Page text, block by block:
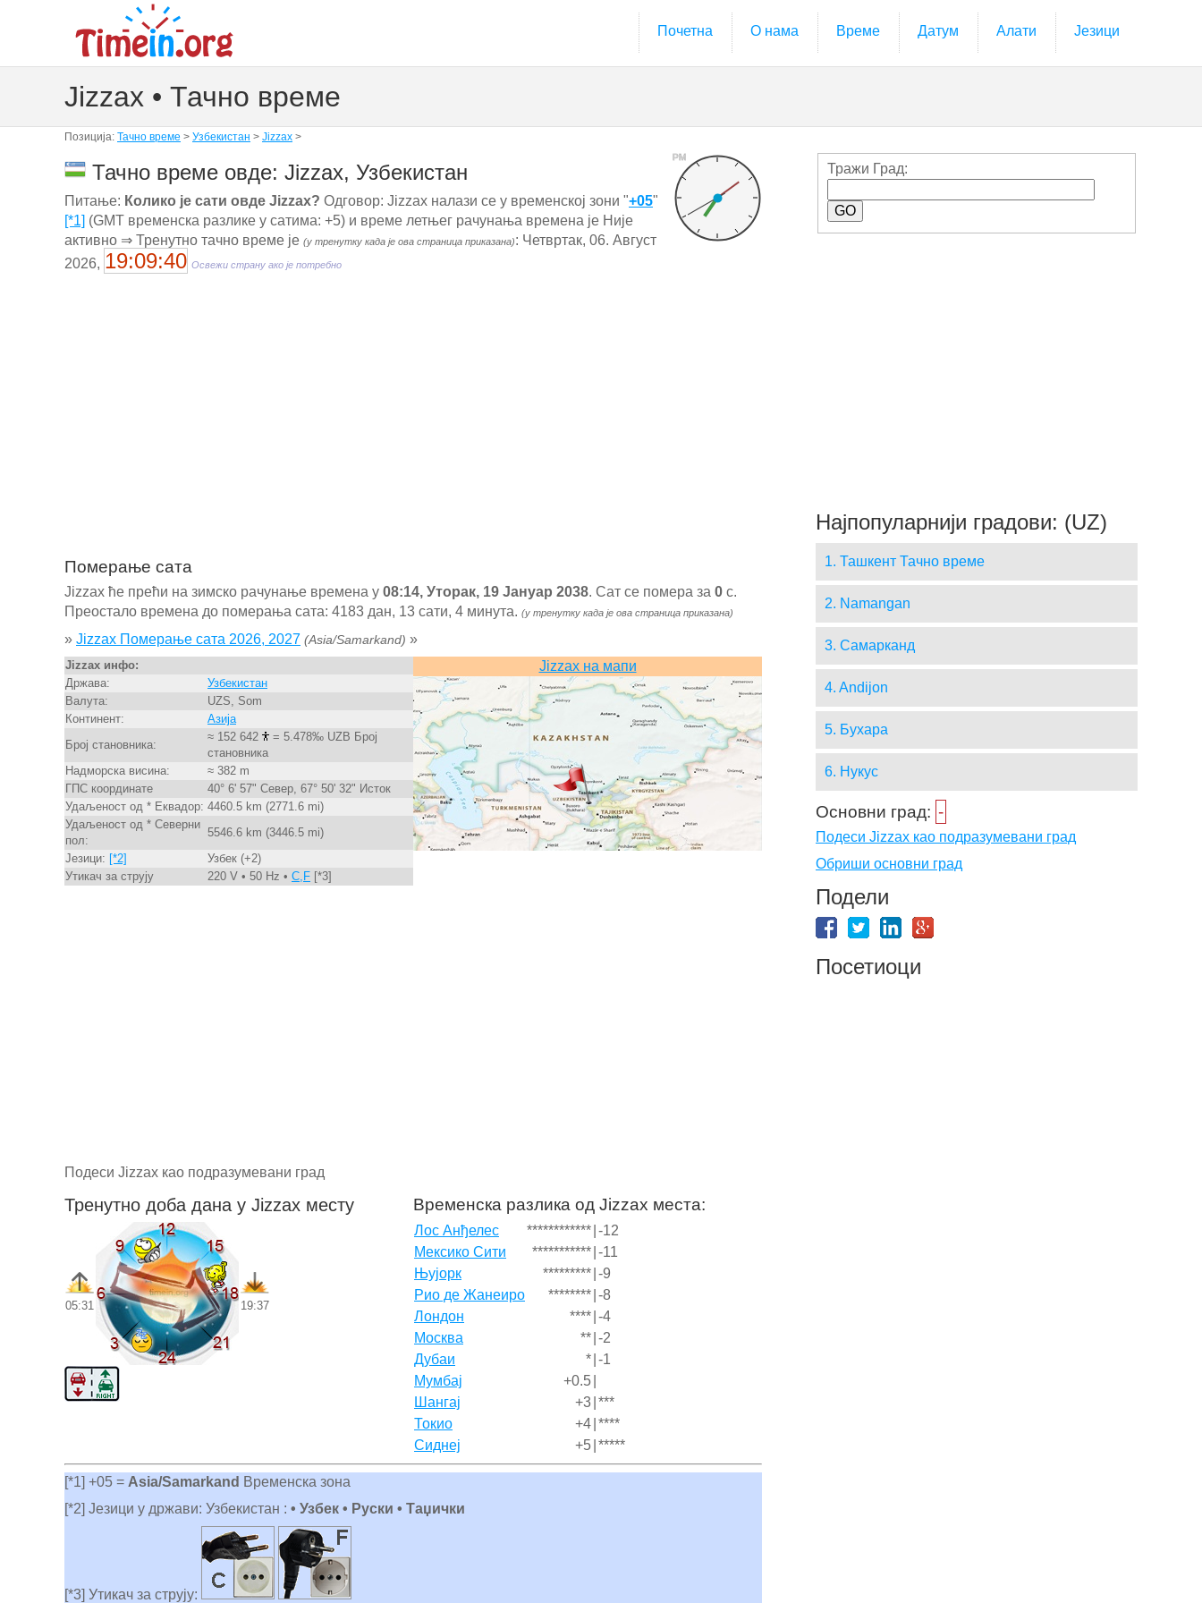
Почетна О нама Време Датум Алати Језици
Jizzax • Тачно време
Позиција: Тачно време > Узбекистан > Jizzax >
PM
Тачно време овде: Jizzax, Узбекистан
Питање: Колико је сати овде Jizzax? Одговор: Jizzax налази се у временској зони "+05"
[*1] (GMT временска разлике у сатима: +5) и време летњег рачунања времена је Није
активно ⇒ Тренутно тачно време је (у тренутку када је ова страница приказана): Четвртак, 06. Август
2026, 19:09:41 Освежи страну ако је потребно
Померање сата
Jizzax ће прећи на зимско рачунање времена у 08:14, Уторак, 19 Јануар 2038. Сат се помера за 0 с.
Преостало времена до померања сата: 4183 дан, 13 сати, 4 минута. (у тренутку када је ова страница приказана)
» Jizzax Померање сата 2026, 2027 (Asia/Samarkand) »
Jizzax инфо:
Држава:
Узбекистан
Валута:
UZS, Som
Континент:
Азија
Број становника:
≈ 152 642
= 5.478‰ UZB Број
становника
Надморска висина:
≈ 382 m
ГПС координате
40° 6' 57" Север, 67° 50' 32" Исток
Удаљеност од * Еквадор: 4460.5 km (2771.6 mi)
Удаљеност од * Северни
пол:
5546.6 km (3446.5 mi)
Језици: [*2]
Узбек (+2)
Утикач за струју
220 V • 50 Hz • C,F [*3]
Jizzax на мапи
Подеси Jizzax као подразумевани град
Тренутно доба дана у Jizzax месту
05:31 19:37
Временска разлика од Jizzax места:
Лос Анђелес ************ -12
Мексико Сити
*********** -11
Њујорк
********* -9
Рио де Жанеиро
******** -8
Лондон
**** -4
Москва
** -2
Дубаи
* -1
Мумбај
+0.5
Шангај
+3 ***
Токио
+4 ****
Сиднеј
+5 *****
[*1] +05 = Asia/Samarkand Временска зона
[*2] Језици у држави: Узбекистан : • Узбек • Руски • Таџички
[*3] Утикач за струју:
Тражи Град:
Најпопуларнији градови: (UZ)
1. Ташкент Тачно време
2. Namangan
3. Самарканд
4. Andijon
5. Бухара
6. Нукус
Основни град: -
Подеси Jizzax као подразумевани град
Обриши основни град
Подели
Посетиоци